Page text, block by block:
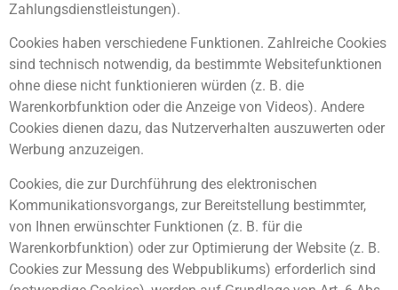
Zahlungsdienstleistungen).
Cookies haben verschiedene Funktionen. Zahlreiche Cookies
sind technisch notwendig, da bestimmte Websitefunktionen
ohne diese nicht funktionieren würden (z. B. die
Warenkorbfunktion oder die Anzeige von Videos). Andere
Cookies dienen dazu, das Nutzerverhalten auszuwerten oder
Werbung anzuzeigen.
Cookies, die zur Durchführung des elektronischen
Kommunikationsvorgangs, zur Bereitstellung bestimmter,
von Ihnen erwünschter Funktionen (z. B. für die
Warenkorbfunktion) oder zur Optimierung der Website (z. B.
Cookies zur Messung des Webpublikums) erforderlich sind